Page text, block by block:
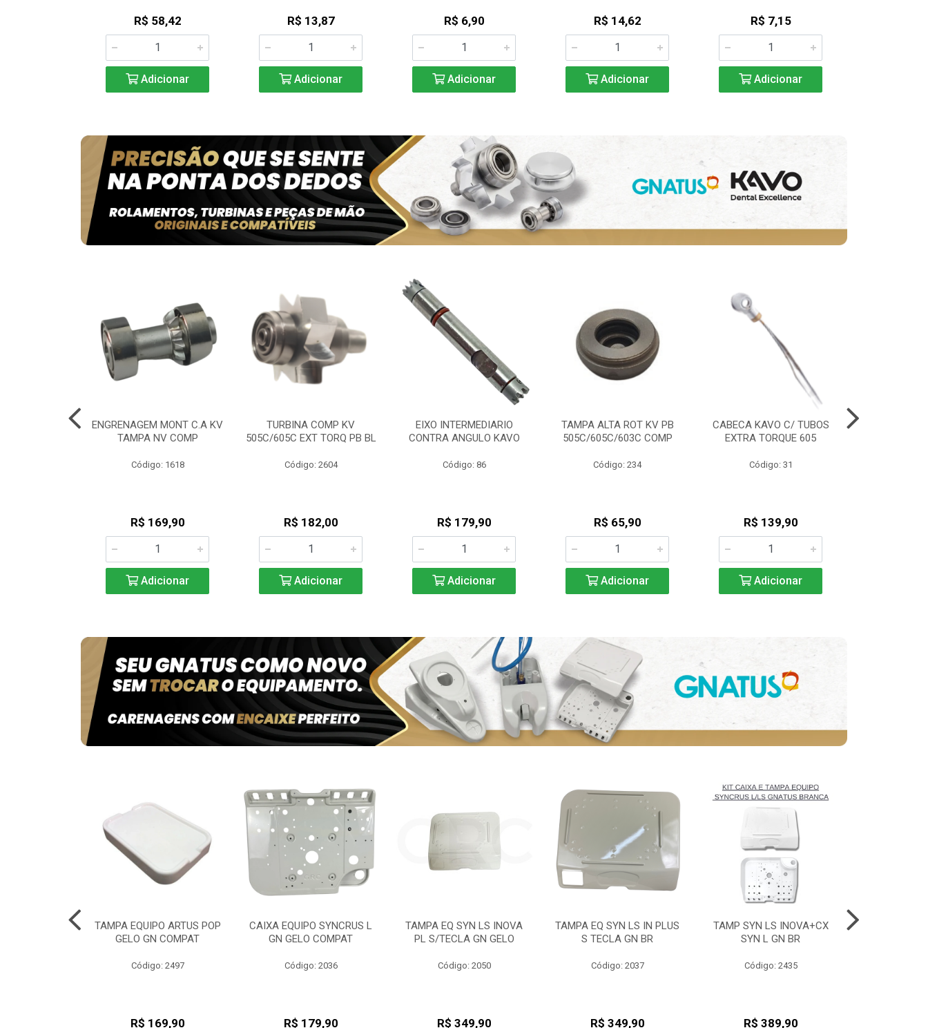
R$ 58,42
Adicionar
R$ 13,87
Adicionar
R$ 6,90
Adicionar
R$ 14,62
Adicionar
R$ 7,15
Adicionar
ENGRENAGEM MONT C.A KV
TAMPA NV COMP
Código: 1618
R$ 169,90
Adicionar
TURBINA COMP KV
505C/605C EXT TORQ PB BL
Código: 2604
R$ 182,00
Adicionar
EIXO INTERMEDIARIO
CONTRA ANGULO KAVO
Código: 86
R$ 179,90
Adicionar
TAMPA ALTA ROT KV PB
505C/605C/603C COMP
Código: 234
R$ 65,90
Adicionar
CABECA KAVO C/ TUBOS
EXTRA TORQUE 605
Código: 31
R$ 139,90
Adicionar
TAMPA EQUIPO ARTUS POP
GELO GN COMPAT
Código: 2497
R$ 169,90
CAIXA EQUIPO SYNCRUS L
GN GELO COMPAT
Código: 2036
R$ 179,90
TAMPA EQ SYN LS INOVA
PL S/TECLA GN GELO
Código: 2050
R$ 349,90
TAMPA EQ SYN LS IN PLUS
S TECLA GN BR
Código: 2037
R$ 349,90
TAMP SYN LS INOVA+CX
SYN L GN BR
Código: 2435
R$ 389,90